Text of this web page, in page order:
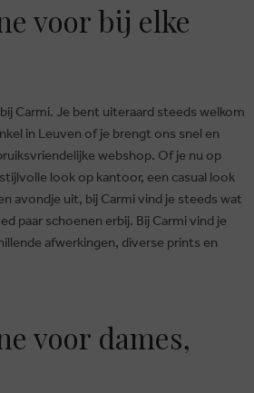
voor bij elke
Carmi. Je bent uiteraard steeds welkom
in Leuven of je brengt ons snel en
webshop. Of je nu op
look op kantoor, een casual look
avondje uit, bij Carmi vind je steeds wat
paar schoenen erbij. Bij Carmi vind je
afwerkingen, diverse prints en
voor dames,